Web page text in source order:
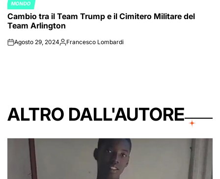
POSTED
IN
MONDO
Cambio tra il Team Trump e il Cimitero Militare del
Team Arlington
onAgosto 29, 2024Posted
Francesco Lombardi
ALTRO DALL'AUTORE